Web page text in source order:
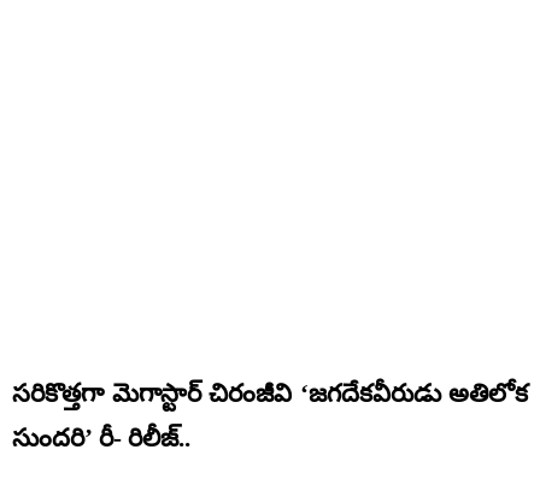
సరికొత్తగా మెగాస్టార్ చిరంజీవి ‘జగదేకవీరుడు అతిలోక
సుందరి’ రీ- రిలీజ్..